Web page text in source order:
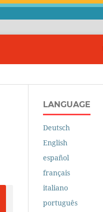
LANGUAGE
Deutsch
English
español
français
italiano
português